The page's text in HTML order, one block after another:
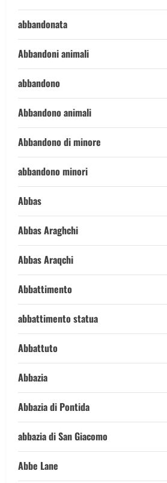
abbandonata
Abbandoni animali
abbandono
Abbandono animali
Abbandono di minore
abbandono minori
Abbas
Abbas Araghchi
Abbas Araqchi
Abbattimento
abbattimento statua
Abbattuto
Abbazia
Abbazia di Pontida
abbazia di San Giacomo
Abbe Lane